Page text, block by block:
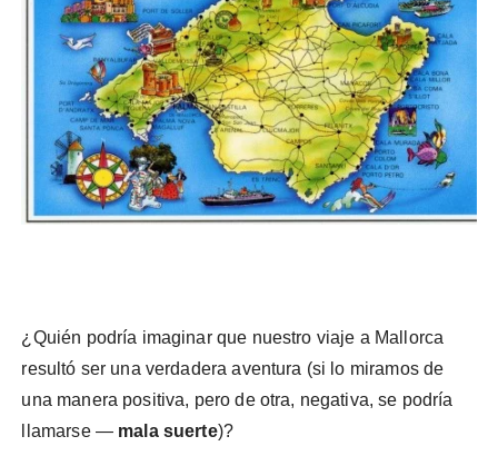
¿Quién podría imaginar que nuestro viaje a Mallorca
resultó ser una verdadera aventura (si lo miramos de
una manera positiva, pero de otra, negativa, se podría
llamarse — mala suerte)?